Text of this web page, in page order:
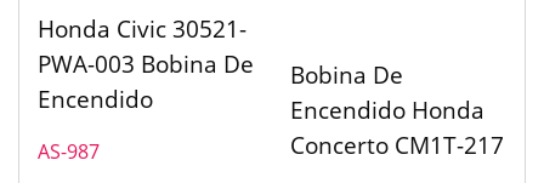
Honda Civic 30521-
PWA-003 Bobina De
Encendido
AS-987
Bobina De
Encendido Honda
Concerto CM1T-217